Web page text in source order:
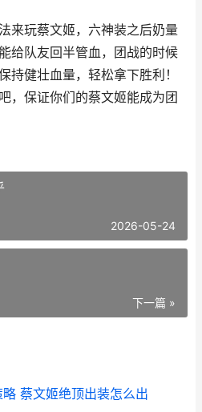
来玩蔡文姬，六神装之后奶量
给队友回半管血，团战的时候
持健壮血量，轻松拿下胜利！
，保证你们的蔡文姬能成为团
2026-05-24
下一篇 »
蔡文姬绝顶出装怎么出